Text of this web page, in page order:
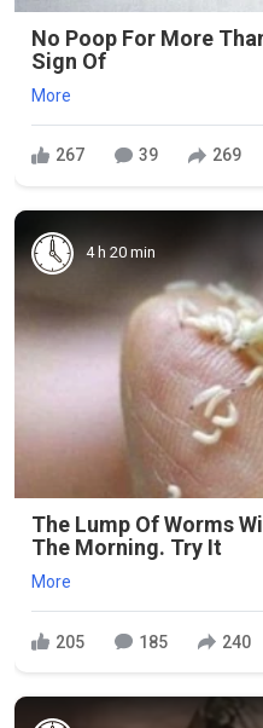
No Poop For More
Sign Of
More
267 39 269
4 h 20 min
The Lump Of Worms
The Morning. Try It
More
205 185 240